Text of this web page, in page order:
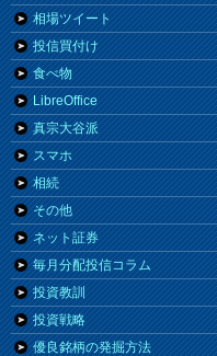
相場ツイート
投信買付け
食べ物
LibreOffice
真宗大谷派
スマホ
相続
その他
ネット証券
毎月分配投信コラム
投資教訓
投資戦略
優良銘柄の発掘方法